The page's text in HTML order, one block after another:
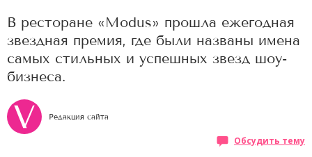
В ресторане «Modus» прошла ежегодная
звездная премия, где были названы имена
самых стильных и успешных звезд шоу-
бизнеса.
Редакция сайта
Обсудить тему